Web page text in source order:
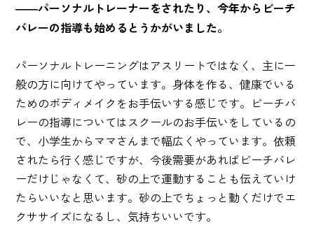
――パーソナルトレーナーをされたり、今年からビーチ
バレーの指導も始めるとうかがいました。
パーソナルトレーニングはアスリートではなく、主に一
般の方に向けてやっています。身体を作る、健康でいる
ためのボディメイクをお手伝いする感じです。ビーチバ
レーの指導についてはスクールのお手伝いをしているの
で、小学生からママさんまで幅広くやっています。依頼
されたら行く感じですが、今後需要があればビーチバレ
ーだけじゃなくて、砂の上で運動することも伝えていけ
たらいいなと思います。砂の上でちょっと動くだけでエ
クササイズになるし、気持ちいいです。